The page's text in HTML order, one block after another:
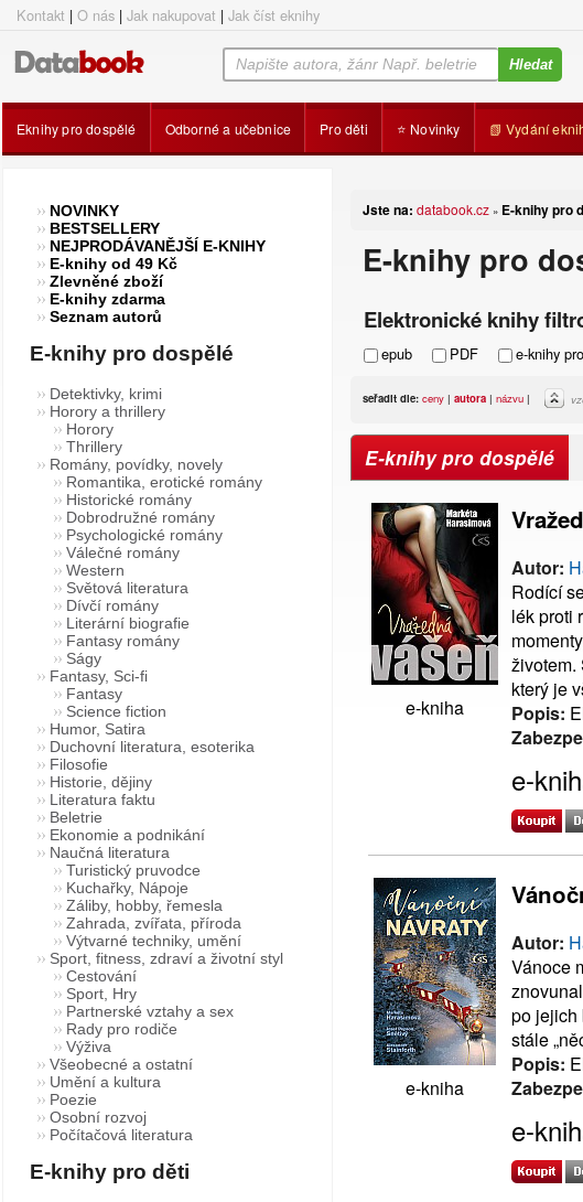
Kontakt | O nás | Jak nakupovat | Jak číst eknihy
Eknihy pro dospělé Odborné a učebnice Pro děti ⭐ Novinky 📗 Vydání
Jste na: databook.cz » E-knihy pro
E-knihy pro
Elektronické knihy
epub PDF e-knihy
seřadit dle: ceny | autora | názvu |
E-knihy pro dospělé
e-kniha
Autor:
Rodící
lék proti
životem.
který je
Popis:
e-
e-kniha
Autor:
Vánoce
po jejich
stále
Popis:
e-
NOVINKY
BESTSELLERY
NEJPRODÁVANĚJŠÍ E-KNIHY
E-knihy od 49 Kč
Zlevněné zboží
E-knihy zdarma
Seznam autorů
E-knihy pro dospělé
Detektivky, krimi
Horory a thrillery
Horory
Thrillery
Romány, povídky, novely
Romantika, erotické romány
Historické romány
Dobrodružné romány
Psychologické romány
Válečné romány
Western
Světová literatura
Dívčí romány
Literární biografie
Fantasy romány
Ságy
Fantasy, Sci-fi
Fantasy
Science fiction
Humor, Satira
Duchovní literatura, esoterika
Filosofie
Historie, dějiny
Literatura faktu
Beletrie
Ekonomie a podnikání
Naučná literatura
Turistický pruvodce
Kuchařky, Nápoje
Záliby, hobby, řemesla
Zahrada, zvířata, příroda
Výtvarné techniky, umění
Sport, fitness, zdraví a životní styl
Cestování
Sport, Hry
Partnerské vztahy a sex
Rady pro rodiče
Výživa
Všeobecné a ostatní
Umění a kultura
Poezie
Osobní rozvoj
Počítačová literatura
E-knihy pro děti